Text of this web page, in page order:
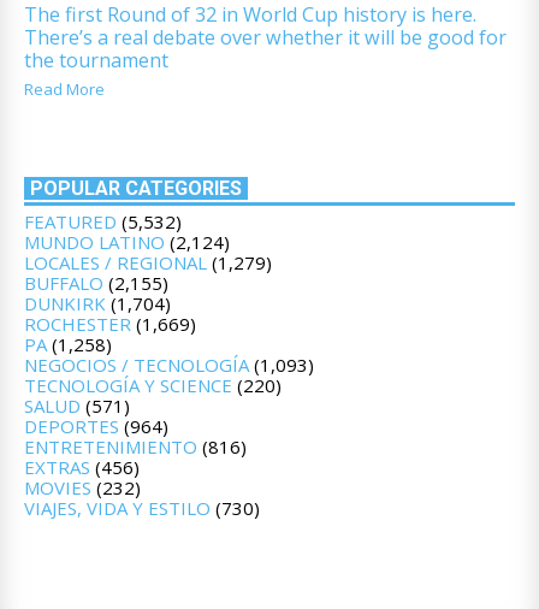
The first Round of 32 in World Cup history is here.
There’s a real debate over whether it will be good for
the tournament
Read More
POPULAR CATEGORIES
FEATURED (5,532)
MUNDO LATINO (2,124)
LOCALES / REGIONAL (1,279)
BUFFALO (2,155)
DUNKIRK (1,704)
ROCHESTER (1,669)
PA(1,258)
NEGOCIOS / TECNOLOGÍA(1,093)
TECNOLOGÍA Y SCIENCE (220)
SALUD (571)
DEPORTES (964)
ENTRETENIMIENTO (816)
EXTRAS (456)
MOVIES (232)
VIAJES, VIDA Y ESTILO (730)